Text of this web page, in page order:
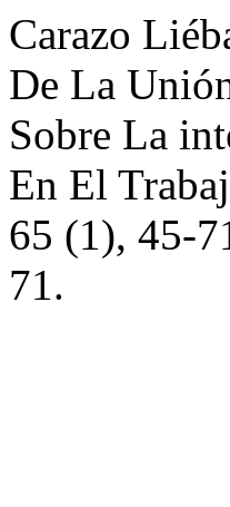
Carazo
De La
Sobre La
En El
65 (1), 45-
71.